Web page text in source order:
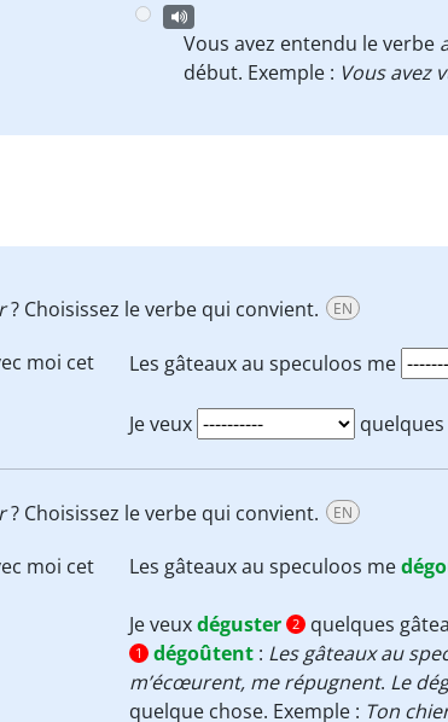
Vous avez entendu le verbe
début. Exemple : Vous avez
? Choisissez le verbe qui convient. EN
moi cet
Les gâteaux au speculoos me
Je veux
? Choisissez le verbe qui convient. EN
moi cet
Les gâteaux au speculoos me
Je veuxdéguster 2 quelques
1 dégoûtent : Les gâteaux au
m’écœurent, me répugnent. Le
quelque chose. Exemple : Ton